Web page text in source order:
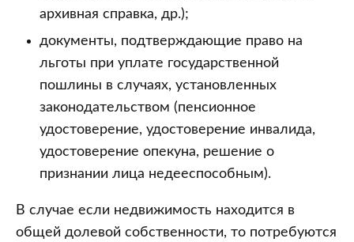
архивная справка, др.);
документы, подтверждающие право на
льготы при уплате государственной
пошлины в случаях, установленных
законодательством (пенсионное
удостоверение, удостоверение инвалида,
удостоверение опекуна, решение о
признании лица недееспособным).
В случае если недвижимость находится в
общей долевой собственности, то потребуются